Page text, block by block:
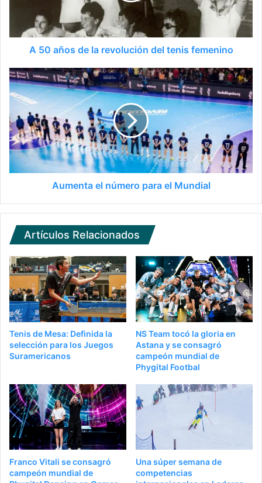
A 50 años de la revolución del tenis femenino
Aumenta el número para el Mundial
Artículos Relacionados
Tenis de Mesa: Definida la
selección para los Juegos
Suramericanos
NS Team tocó la gloria en
Astana y se consagró
campeón mundial de
Phygital Footbal
Franco Vitali se consagró
campeón mundial de
Una súper semana de
competencias